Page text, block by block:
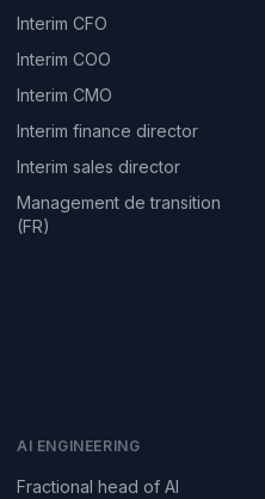
Interim CFO
Interim COO
Interim CMO
Interim finance director
Interim sales director
Management de transition
(FR)
AI ENGINEERING
Fractional head of AI